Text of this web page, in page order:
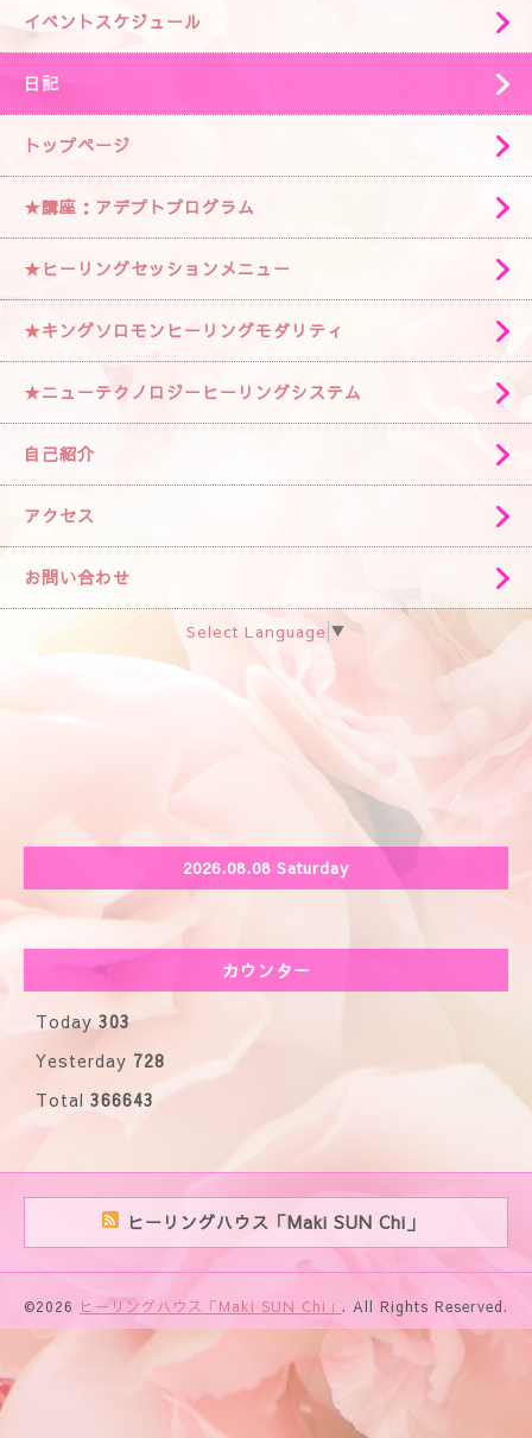
イベントスケジュール
日記
トップページ
★講座：アデプトプログラム
★ヒーリングセッションメニュー
★キングソロモンヒーリングモダリティ
★ニューテクノロジーヒーリングシステム
自己紹介
アクセス
お問い合わせ
Select Language ▼
2026.08.08 Saturday
カウンター
Today 303
Yesterday 728
Total 366643
ヒーリングハウス「Maki SUN Chi」
©2026 ヒーリングハウス「Maki SUN Chi」 . All Rights Reserved.